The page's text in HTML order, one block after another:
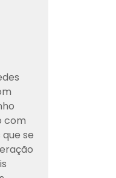
com
se